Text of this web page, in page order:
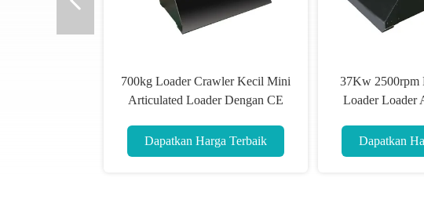
700kg Loader Crawler Kecil Mini
Articulated Loader Dengan CE
Dapatkan Harga Terbaik
37Kw 2500rpm
Loader Loader
Dapatkan